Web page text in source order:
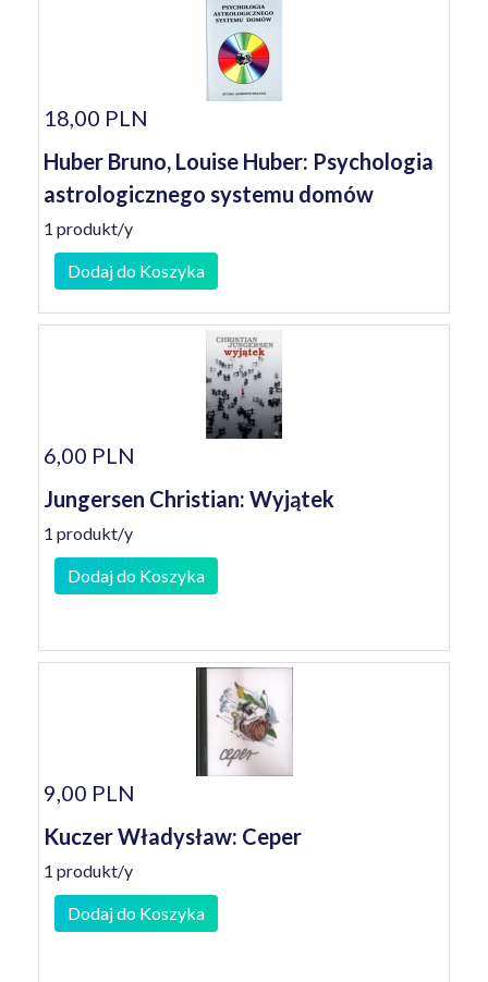
18,00 PLN
Huber Bruno, Louise Huber: Psychologia
astrologicznego systemu domów
1 produkt/y
Dodaj do Koszyka
6,00 PLN
Jungersen Christian: Wyjątek
1 produkt/y
Dodaj do Koszyka
9,00 PLN
Kuczer Władysław: Ceper
1 produkt/y
Dodaj do Koszyka